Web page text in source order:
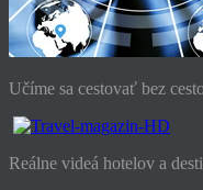
Učíme sa cestovať bez
Reálne videá hotelov a